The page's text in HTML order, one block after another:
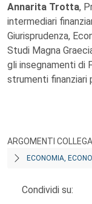
Annarita Trotta,
intermediari
Giurisprudenza,
Studi Magna
gli insegnamenti di
strumenti finanziari
ARGOMENTI
ECONOMIA,
Condividi su: